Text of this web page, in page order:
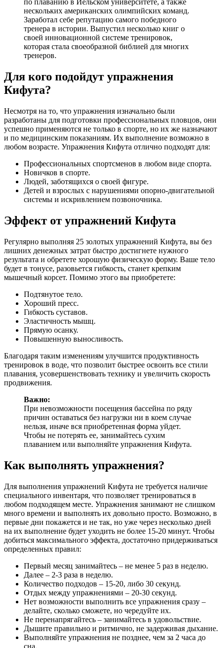
по плаванию в Йельском университете, а также
нескольких американских олимпийских команд.
Заработал себе репутацию самого победного
тренера в истории. Выпустил несколько книг о
своей инновационной системе тренировок,
которая стала своеобразной библией для многих
тренеров.
Для кого подойдут упражнения
Кифута?
Несмотря на то, что упражнения изначально были
разработаны для подготовки профессиональных пловцов, они
успешно применяются не только в спорте, но их же назначают
и по медицинским показаниям. Их выполнение возможно в
любом возрасте. Упражнения Кифута отлично подходят для:
Профессиональных спортсменов в любом виде спорта.
Новичков в спорте.
Людей, заботящихся о своей фигуре.
Детей и взрослых с нарушениями опорно-двигательной
системы и искривлением позвоночника.
Эффект от упражнений Кифута
Регулярно выполняя 25 золотых упражнений Кифута, вы без
лишних денежных затрат быстро достигнете нужного
результата и обретете хорошую физическую форму. Ваше тело
будет в тонусе, разовьется гибкость, станет крепким
мышечный корсет. Помимо этого вы приобретете:
Подтянутое тело.
Хороший пресс.
Гибкость суставов.
Эластичность мышц.
Прямую осанку.
Повышенную выносливость.
Благодаря таким изменениям улучшится продуктивность
тренировок в воде, что позволит быстрее освоить все стили
плавания, усовершенствовать технику и увеличить скорость
продвижения.
Важно:
При невозможности посещения бассейна по ряду
причин оставаться без нагрузки ни в коем случае
нельзя, иначе вся приобретенная форма уйдет.
Чтобы не потерять ее, занимайтесь сухим
плаванием или выполняйте упражнения Кифута.
Как выполнять упражнения?
Для выполнения упражнений Кифута не требуется наличие
специального инвентаря, что позволяет тренироваться в
любом подходящем месте. Упражнения занимают не слишком
много времени и выполнять их довольно просто. Возможно, в
первые дни покажется и не так, но уже через несколько дней
на их выполнение будет уходить не более 15-20 минут. Чтобы
добиться максимального эффекта, достаточно придерживаться
определенных правил:
Первый месяц занимайтесь – не менее 5 раз в неделю.
Далее – 2-3 раза в неделю.
Количество подходов – 15-20, либо 30 секунд.
Отдых между упражнениями – 20-30 секунд.
Нет возможности выполнить все упражнения сразу –
делайте, сколько сможете, но чередуйте их.
Не перенапрягайтесь – занимайтесь в удовольствие.
Дышите правильно и ритмично, не задерживая дыхание.
Выполняйте упражнения не позднее, чем за 2 часа до
сна.